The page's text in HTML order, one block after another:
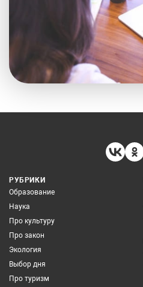
РУБРИКИ
Образование
Наука
Про культуру
Про закон
Экология
Выбор дня
Про туризм